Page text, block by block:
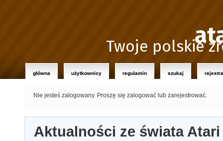
Twoje polskie
główna użytkownicy regulamin szukaj
Nie jesteś zalogowany. Proszę się zalogować lub zarejestrować.
Aktualności ze świata Atari